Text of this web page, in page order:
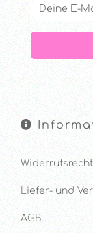
Liefer- und
AGB